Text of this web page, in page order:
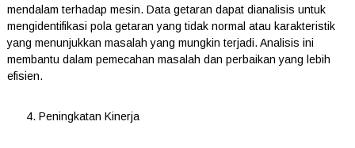
mendalam terhadap mesin. Data getaran dapat dianalisis untuk
mengidentifikasi pola getaran yang tidak normal atau karakteristik
yang menunjukkan masalah yang mungkin terjadi. Analisis ini
membantu dalam pemecahan masalah dan perbaikan yang lebih
efisien.
4. Peningkatan Kinerja